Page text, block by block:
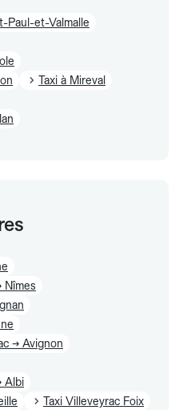
Paul-et-Valmalle
Taxi à Mireval
Nîmes
→ Avignon
Albi
Taxi Villeveyrac Foix